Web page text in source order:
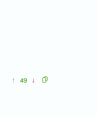
↑ 49 ↓